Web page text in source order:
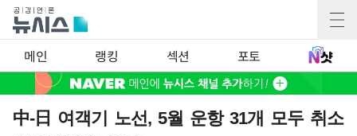
메인 랭킹 섹션 포토
中-日 여객기 노선, 5월 운항 31개 모두 취소